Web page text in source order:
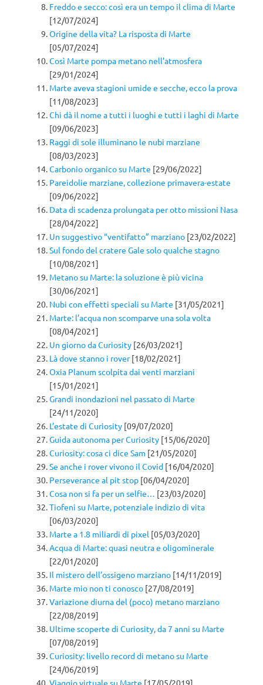
Freddo e secco: così era un tempo il clima di Marte
[12/07/2024]
Origine della vita? La risposta di Marte
[05/07/2024]
Così Marte pompa metano nell’atmosfera
[29/01/2024]
Marte aveva stagioni umide e secche, ecco la prova
[11/08/2023]
Chi dà il nome a tutti i luoghi e tutti i laghi di Marte
[09/06/2023]
Raggi di sole illuminano le nubi marziane
[08/03/2023]
Carbonio organico su Marte [29/06/2022]
Pareidolie marziane, collezione primavera-estate
[09/06/2022]
Data di scadenza prolungata per otto missioni Nasa
[28/04/2022]
Un suggestivo “ventifatto” marziano [23/02/2022]
Sul fondo del cratere Gale solo qualche stagno
[10/08/2021]
Metano su Marte: la soluzione è più vicina
[30/06/2021]
Nubi con effetti speciali su Marte [31/05/2021]
Marte: l’acqua non scomparve una sola volta
[08/04/2021]
Un giorno da Curiosity [26/03/2021]
Là dove stanno i rover[18/02/2021]
Oxia Planum scolpita dai venti marziani
[15/01/2021]
Grandi inondazioni nel passato di Marte
[24/11/2020]
L’estate di Curiosity [09/07/2020]
Guida autonoma per Curiosity [15/06/2020]
Curiosity: cosa ci dice Sam [21/05/2020]
Se anche i rover vivono il Covid [16/04/2020]
Perseverance al pit stop [06/04/2020]
Cosa non si fa per un selfie… [23/03/2020]
Tiofeni su Marte, potenziale indizio di vita
[06/03/2020]
Marte a 1.8 miliardi di pixel [05/03/2020]
Acqua di Marte: quasi neutra e oligominerale
[22/01/2020]
Il mistero dell’ossigeno marziano [14/11/2019]
Marte mio non ti conosco [27/08/2019]
Variazione diurna del (poco) metano marziano
[22/08/2019]
Ultime scoperte di Curiosity, da 7 anni su Marte
[07/08/2019]
Curiosity: livello record di metano su Marte
[24/06/2019]
Viaggio virtuale su Marte [17/05/2019]